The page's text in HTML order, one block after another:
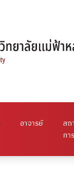
อาจารย์
สถ
การ